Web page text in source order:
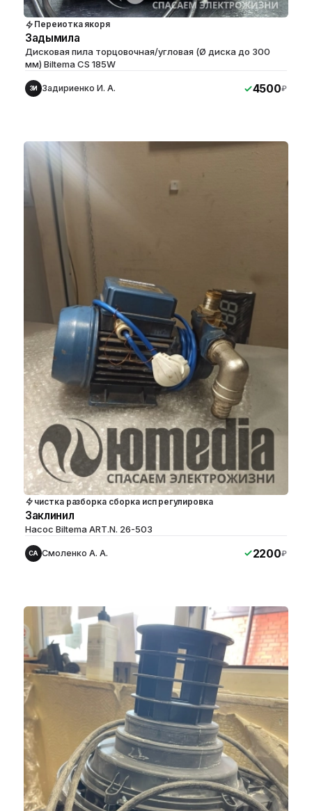
Переиотка якоря
Задымила
Дисковая пила торцовочная/угловая (Ø диска до 300
мм) Biltema CS 185W
ЗИ Задириенко И. А. 4500₽
чистка разборка сборка исп регулировка
Заклинил
Насос Biltema ART.N. 26-503
СА Смоленко А. А. 2200₽